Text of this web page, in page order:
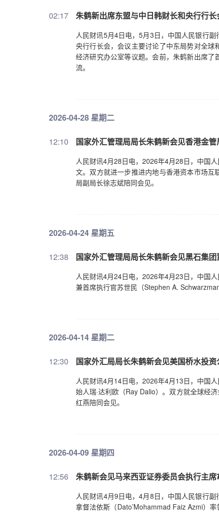
02:17 朱鹤新出席东盟与中日韩财长和央行行
人民财讯5月4日电，5月3日，中国人民银行
央行行长会，会议主要讨论了中东局势对全
经济研究办公室等议题。会前，朱鹤新出席
流。
2026-04-28 星期二
12:10 国家外汇管理局局长朱鹤新会见香港金
人民财讯4月28日电，2026年4月28日，中国
文。双方就进一步推进内地与香港资本市场
局副局长徐志斌陪同会见。
2026-04-24 星期五
12:38 国家外汇管理局局长朱鹤新会见黑石集
人民财讯4月24日电，2026年4月23日，中国
兼首席执行官苏世民（Stephen A.
2026-04-14 星期二
12:30 国家外汇局局长朱鹤新会见美国桥水投
人民财讯4月14日电，2026年4月13日，中国
始人瑞·达利欧（Ray Dalio）。双方就全球经
红燕陪同会见。
2026-04-09 星期四
12:56 朱鹤新会见马来西亚证券委员会执行主
人民财讯4月9日电，4月8日，中国人民银行
拿督法依斯（Dato’Mohammad Faiz Azmi）